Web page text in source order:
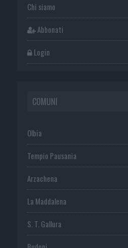
Chi siamo
Abbonati
Login
COMUNI
Olbia
Tempio Pausania
Arzachena
La Maddalena
S. T. Gallura